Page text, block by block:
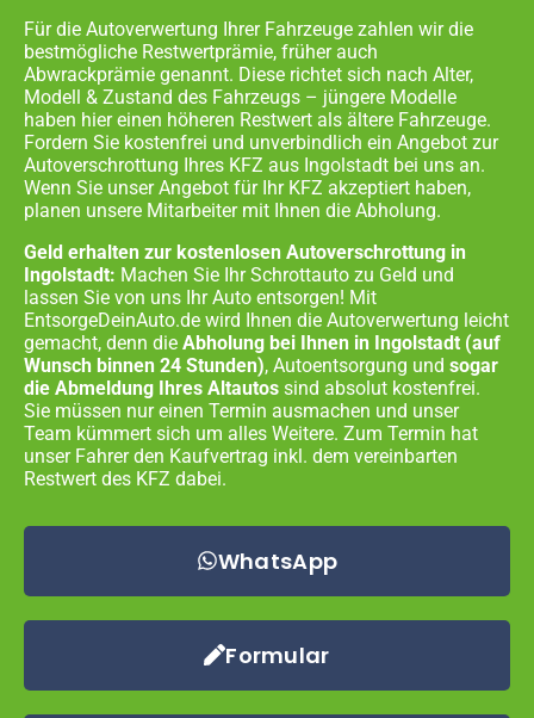
Für die Autoverwertung Ihrer Fahrzeuge zahlen wir die
bestmögliche Restwertprämie, früher auch
Abwrackprämie genannt. Diese richtet sich nach Alter,
Modell & Zustand des Fahrzeugs – jüngere Modelle
haben hier einen höheren Restwert als ältere Fahrzeuge.
Fordern Sie kostenfrei und unverbindlich ein Angebot zur
Autoverschrottung Ihres KFZ aus Ingolstadt bei uns an.
Wenn Sie unser Angebot für Ihr KFZ akzeptiert haben,
planen unsere Mitarbeiter mit Ihnen die Abholung.
Geld erhalten zur kostenlosen Autoverschrottung in
Ingolstadt: Machen Sie Ihr Schrottauto zu Geld und
lassen Sie von uns Ihr Auto entsorgen! Mit
EntsorgeDeinAuto.de wird Ihnen die Autoverwertung leicht
gemacht, denn die Abholung bei Ihnen in Ingolstadt (auf
Wunsch binnen 24 Stunden), Autoentsorgung und sogar
die Abmeldung Ihres Altautos sind absolut kostenfrei.
Sie müssen nur einen Termin ausmachen und unser
Team kümmert sich um alles Weitere. Zum Termin hat
unser Fahrer den Kaufvertrag inkl. dem vereinbarten
Restwert des KFZ dabei.
WhatsApp
Formular